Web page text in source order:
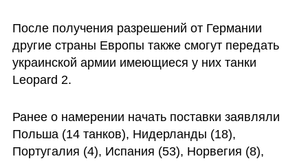
После получения разрешений от Германии
другие страны Европы также смогут передать
украинской армии имеющиеся у них танки
Leopard 2.
Ранее о намерении начать поставки заявляли
Польша (14 танков), Нидерланды (18),
Португалия (4), Испания (53), Норвегия (8),